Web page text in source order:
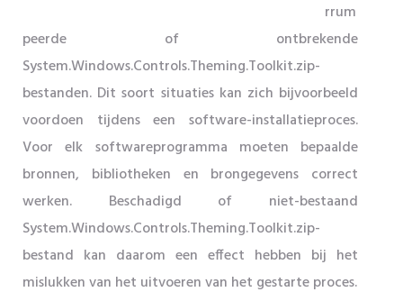
rrum
peerde of ontbrekende
System.Windows.Controls.Theming.Toolkit.zip-
bestanden. Dit soort situaties kan zich bijvoorbeeld
voordoen tijdens een software-installatieproces.
Voor elk softwareprogramma moeten bepaalde
bronnen, bibliotheken en brongegevens correct
werken. Beschadigd of niet-bestaand
System.Windows.Controls.Theming.Toolkit.zip-
bestand kan daarom een ​​effect hebben bij het
mislukken van het uitvoeren van het gestarte proces.